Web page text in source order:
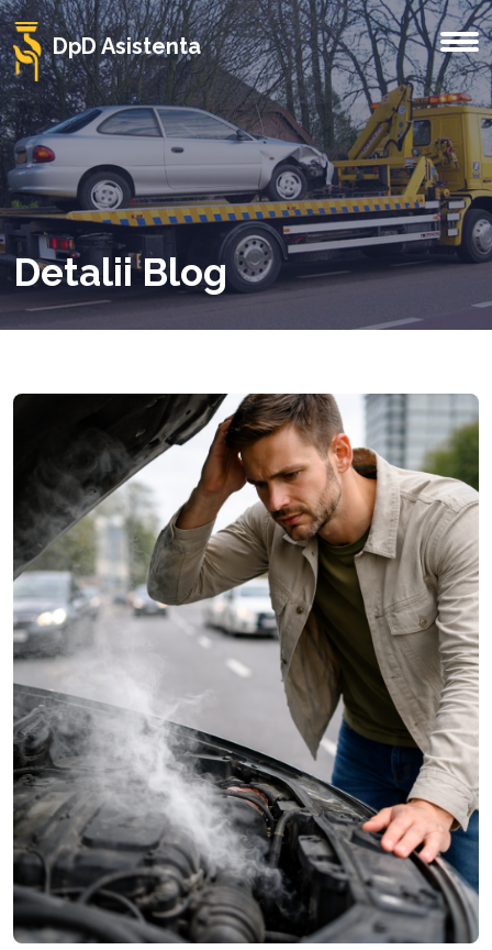
DpD Asistenta
Detalii Blog